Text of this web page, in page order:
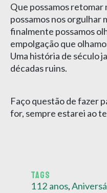
Que possamos retomar
possamos nos orgulhar
finalmente possamos
empolgação que
Uma história de século
décadas ruins.
Faço questão de fazer
for, sempre estarei ao
TAGS
112 anos,